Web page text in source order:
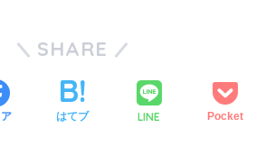
SHARE
はてブ LINE Pocket